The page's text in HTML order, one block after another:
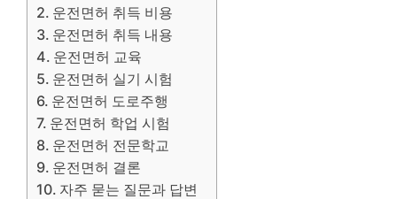
운전면허 취득 비용
운전면허 취득 내용
운전면허 교육
운전면허 실기 시험
운전면허 도로주행
운전면허 학업 시험
운전면허 전문학교
운전면허 결론
자주 묻는 질문과 답변